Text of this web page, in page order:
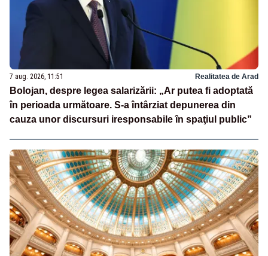
7 aug. 2026, 11:51 Realitatea de Arad
Bolojan, despre legea salarizării: „Ar putea fi adoptată
în perioada următoare. S-a întârziat depunerea din
cauza unor discursuri iresponsabile în spaţiul public”